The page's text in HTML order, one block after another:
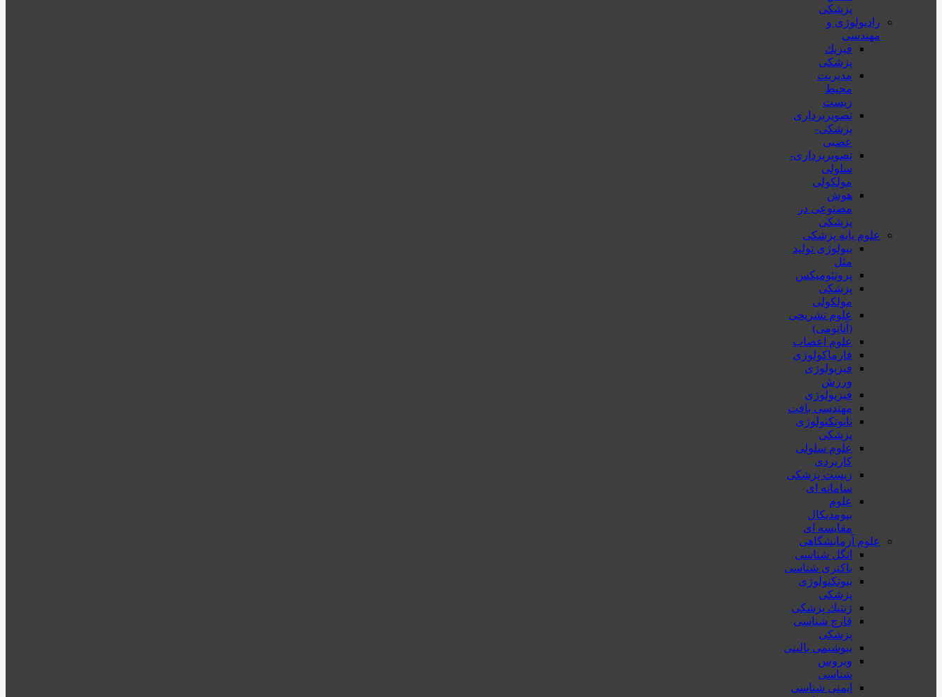
پزشکی
رادیولوژی و
مهندسی
فيزيك
پزشکی
مدیریت
محیط
زیست
تصویربرداری
پزشکی-
عصبی
تصویربرداری-
سلولی
مولکولی
هوش
مصنوعی در
پزشکی
علوم پایه پزشکی
بیولوژی تولید
مثل
پروتئومیکس
پزشکی
مولکولی
علوم تشریحی
(آناتومی)
علوم اعصاب
فارماکولوژی
فیزیولوژی
ورزش
فیزیولوژی
مهندسی بافت
نانوتکنولوژی
پزشکی
علوم سلولی
کاربردی
زیست پزشکی
سامانه ای
علوم
بیومدیکال
مقایسه ای
علوم آزمایشگاهی
انگل شناسی
باکتری شناسی
بیوتکنولوژی
پزشکی
ژنتيك پزشکی
قارچ شناسی
پزشكی
بیوشیمی بالینی
ویروس
شناسی
ایمنی شناسی